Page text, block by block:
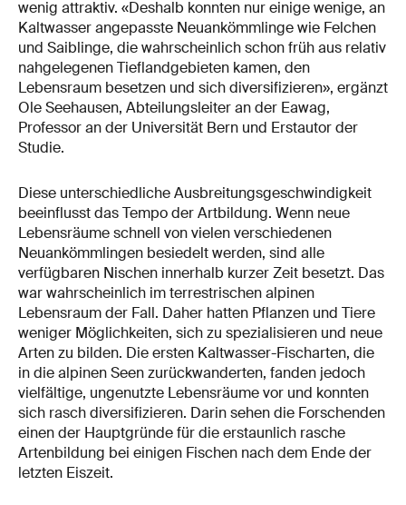
wenig attraktiv. «Deshalb konnten nur einige wenige, an
Kaltwasser angepasste Neuankömmlinge wie Felchen
und Saiblinge, die wahrscheinlich schon früh aus relativ
nahgelegenen Tieflandgebieten kamen, den
Lebensraum besetzen und sich diversifizieren», ergänzt
Ole Seehausen, Abteilungsleiter an der Eawag,
Professor an der Universität Bern und Erstautor der
Studie.
Diese unterschiedliche Ausbreitungsgeschwindigkeit
beeinflusst das Tempo der Artbildung. Wenn neue
Lebensräume schnell von vielen verschiedenen
Neuankömmlingen besiedelt werden, sind alle
verfügbaren Nischen innerhalb kurzer Zeit besetzt. Das
war wahrscheinlich im terrestrischen alpinen
Lebensraum der Fall. Daher hatten Pflanzen und Tiere
weniger Möglichkeiten, sich zu spezialisieren und neue
Arten zu bilden. Die ersten Kaltwasser-Fischarten, die
in die alpinen Seen zurückwanderten, fanden jedoch
vielfältige, ungenutzte Lebensräume vor und konnten
sich rasch diversifizieren. Darin sehen die Forschenden
einen der Hauptgründe für die erstaunlich rasche
Artenbildung bei einigen Fischen nach dem Ende der
letzten Eiszeit.